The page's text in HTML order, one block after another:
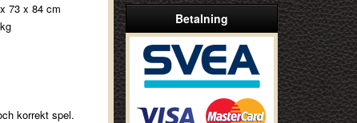
Betalning
73 x 84 cm
korrekt spel.